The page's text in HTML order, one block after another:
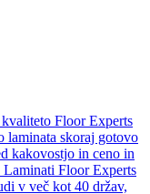
Floor Experts
laminata skoraj gotovo
kakovostjo in ceno in
Floor Experts
v več kot 40 držav,